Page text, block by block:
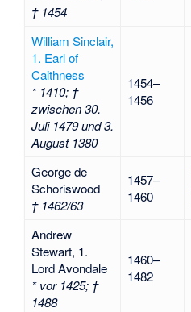
† 1454
William Sinclair,
1. Earl of
Caithness
* 1410; †
zwischen 30.
Juli 1479 und 3.
August 1380
1454–
1456
George de
Schoriswood
† 1462/63
1457–
1460
Andrew
Stewart, 1.
Lord Avondale
* vor 1425; †
1488
1460–
1482